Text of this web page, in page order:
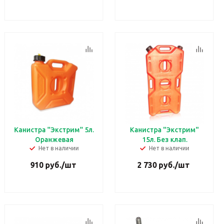
Канистра "Экстрим" 5л.
Оранжевая
Нет в наличии
910руб./шт
Канистра "Экстрим"
15л. Без клап.
Нет в наличии
2 730 руб./шт